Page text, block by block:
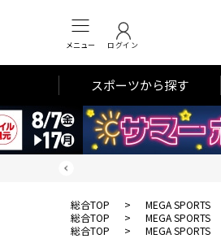
メニュー ログイン
スポーツから探す
総合TOP > MEGA SPORTS
総合TOP
> MEGA SPORTS
総合TOP
> MEGA SPORTS